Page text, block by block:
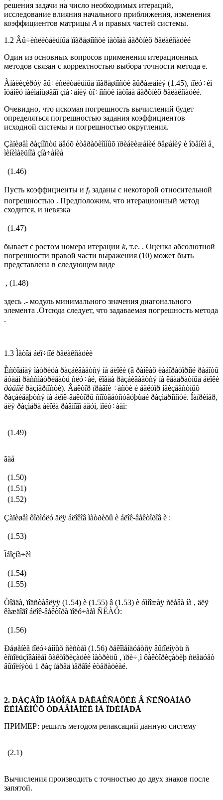
решения задачи на число необходимых итераций,
исследование влияния начального приближения, изменения
коэффициентов матрицы А и правых частей системы.
1.2 Âû÷èñëèòåëüíûå ïîãðåøíîñòè ìåòîäà âåðõíèõ ðåëàêñàöèé
Один из основных вопросов применения итерационных
методов связан с корректностью выбора точности метода e.
Àíàëèçèðóÿ âû÷èñëèòåëüíûå ïîãðåøíîñòè âûðàæåíèÿ (1.45), ïîëó÷èì
îöåíêó íàèìåíüøåãî çíà÷åíèÿ òî÷íîñòè ìåòîäà âåðõíèõ ðåëàêñàöèé.
Очевидно, что искомая погрешность вычислений будет
определяться погрешностью задания коэффициентов
исходной системы и погрешностью округления.
Çàïèøåì ðàçíîñòü äâóõ èòåðàöèîííûõ ïðèáëèæåíèé ðåøåíèÿ è îöåíèì å¸
ìèíèìàëüíîå çíà÷åíèå
(1.46)
Пусть коэффициенты и fi заданы с некоторой относительной
погрешностью . Предположим, что итерационный метод
сходится, и невязка
(1.47)
бывает с ростом номера итерации k, т.е. . Оценка абсолютной
погрешности правой части выражения (10) может быть
представлена в следующем виде
, (1.48)
здесь .- модуль минимального значения диагонального
элемента .Отсюда следует, что задаваемая погрешность метода
.
1.3 Ìåòîä áëî÷íîé ðåëàêñàöèè
Èñõîäíàÿ ìàòðèöà ðàçáèâàåòñÿ íà áëîêè (â ðàìêàõ ëàáîðàòîðíîé ðàáîòû
áóäåì ðàññìàòðèâàòü ñëó÷àé, êîãäà ðàçáèâàåòñÿ íà êâàäðàòíûå áëîêè
ðàâíîéðàçìåðíîñòè). Âåêòîð ïðàâîé ÷àñòè è âåêòîð íåèçâåñòíûõ
ðàçáèâàþòñÿ íà áëîê-âåêòîðû ñîîòâåòñòâóþùåé ðàçìåðíîñòè. Íàïðèìåð,
äëÿ ðàçìåðà áëîêà ðàâíîãî äâóì, ïîëó÷àåì:
(1.49)
ãäå
(1.50)
(1.51)
(1.52)
Çàïèøåì ôîðìóëó äëÿ áëîêîâ ìàòðèöû è áëîê-âåêòîðîâ è :
(1.53)
Îáîçíà÷èì
(1.54)
(1.55)
Òîãäà, ïîäñòàâëÿÿ (1.54) è (1.55) â (1.53) è óìíîæàÿ ñëåâà íà , äëÿ
êàæäîãî áëîê-âåêòîðà ïîëó÷àåì ÑËÀÓ:
(1.56)
Ðåøåíèå ïîëó÷åííûõ ñèñòåì (1.56) ðåêîìåíäóåòñÿ âûïîëíÿòü ñ
èñïîëüçîâàíèåì ôàêòîðèçàöèè ìàòðèöû , ïðè÷¸ì ôàêòîðèçàöèþ ñëåäóåò
âûïîëíÿòü 1 ðàç ïåðåä ïåðâîé èòåðàöèåé.
2. ÐÀÇÁÎÐ ÌÅÒÎÄÀ ÐÅËÀÊÑÀÖÈÉ Â ÑÈÑÒÅÌÀÕ
ËÈÍÅÉÍÛÕ ÓÐÀÂÍÅÍÈÉ ÍÀ ÏÐÈÌÅÐÅ
ПРИМЕР: решить методом релаксаций данную систему
(2.1)
Вычисления производить с точностью до двух знаков после
запятой.